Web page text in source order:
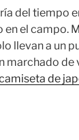
del tiempo
el campo.
llevan a un
marchado
de